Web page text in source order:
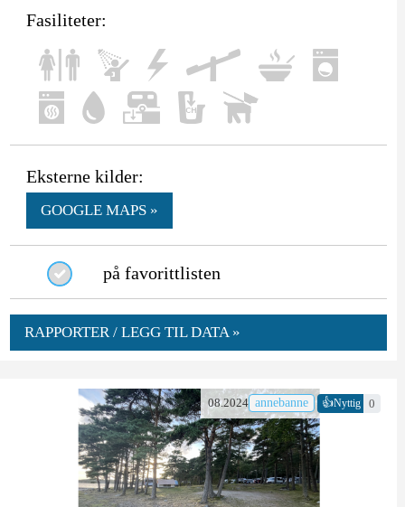
Fasiliteter:
Eksterne kilder:
GOOGLE MAPS »
på favorittlisten
RAPPORTER / LEGG TIL DATA »
08.2024 annebanne 👍Nyttig 0